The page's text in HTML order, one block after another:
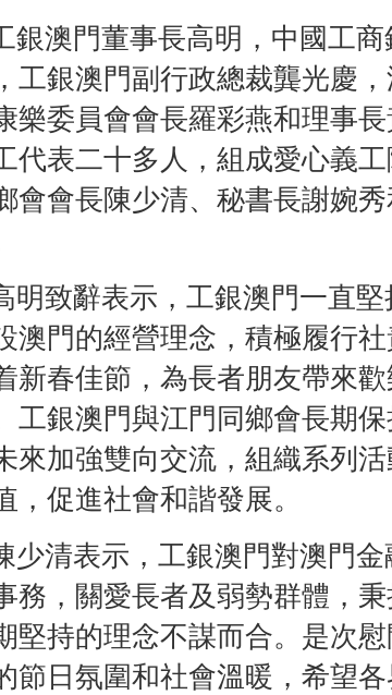
銀澳門董事長高明，中國工
工銀澳門副行政總裁龔光慶
樂委員會會長羅彩燕和理事
代表二十多人，組成愛心義
會會長陳少清、秘書長謝婉
明致辭表示，工銀澳門一直堅
澳門的經營理念，積極履行
新春佳節，為長者朋友帶來
工銀澳門與江門同鄉會長期
來加強雙向交流，組織系列
，促進社會和諧發展。
少清表示，工銀澳門對澳門
務，關愛長者及弱勢群體，
堅持的理念不謀而合。是次
節日氛圍和社會溫暖，希望